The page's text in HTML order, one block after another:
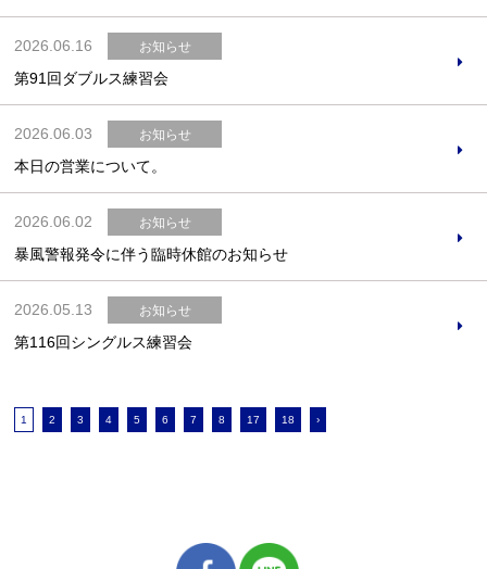
2026.06.16 お知らせ
第91回ダブルス練習会
2026.06.03 お知らせ
本日の営業について。
2026.06.02 お知らせ
暴風警報発令に伴う臨時休館のお知らせ
2026.05.13 お知らせ
第116回シングルス練習会
1 2 3 4 5 6 7 8 17 18 ›